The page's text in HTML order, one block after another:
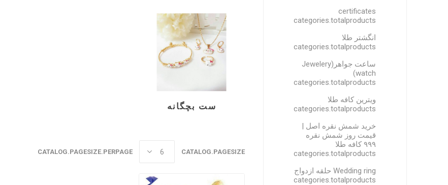
ست بچگانه
CATALOG.PAGESIZE
CATALOG.PAGESIZE.PERPAGE
certificates
categories.totalproducts
انگشتر طلا
categories.totalproducts
ساعت جواهر(Jewelery
watch)
categories.totalproducts
ویترین کافه طلا
categories.totalproducts
خرید شمش نقره اصل |
قیمت روز شمش نقره
۹۹۹ کافه طلا
categories.totalproducts
Wedding ring حلقه ازدواج
categories.totalproducts